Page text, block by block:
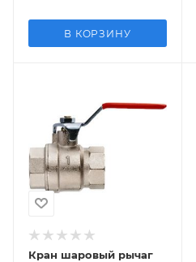
В КОРЗИНУ
Кран шаровый рычаг